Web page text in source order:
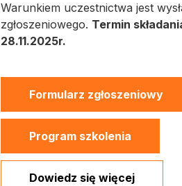
Warunkiem uczestnictwa jest
zgłoszeniowego. Termin
28.11.2025r.
Formularz zgłoszeniowy
Program szkolenia
Dowiedz się więcej